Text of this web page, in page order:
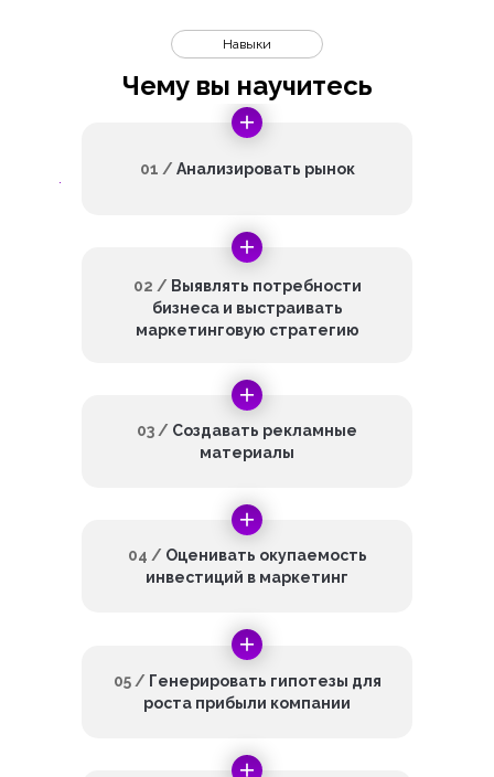
Чему вы научитесь
Навыки
01 / Анализировать рынок
02 / Выявлять потребности
бизнеса и выстраивать
маркетинговую стратегию
03 / Создавать рекламные
материалы
05 / Генерировать гипотезы для
роста прибыли компании
04 / Оценивать окупаемость
инвестиций в маркетинг